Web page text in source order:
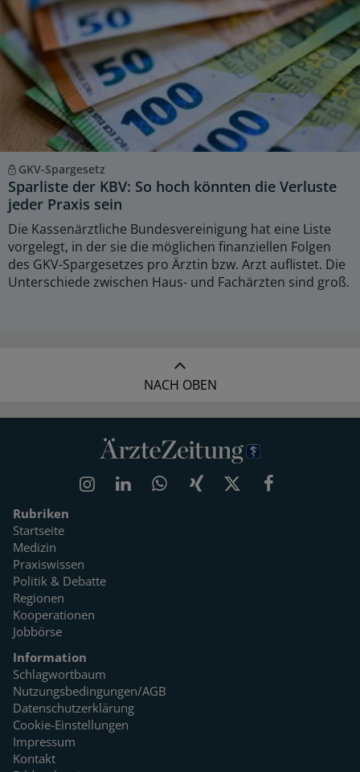
GKV-Spargesetz
Sparliste der KBV: So hoch könnten die Verluste
jeder Praxis sein
Die Kassenärztliche Bundesvereinigung hat eine Liste
vorgelegt, in der sie die möglichen finanziellen Folgen
des GKV-Spargesetzes pro Ärztin bzw. Arzt auflistet. Die
Unterschiede zwischen Haus- und Fachärzten sind groß.
NACH OBEN
Rubriken
Startseite
Medizin
Praxiswissen
Politik & Debatte
Regionen
Kooperationen
Jobbörse
Information
Schlagwortbaum
Nutzungsbedingungen/AGB
Datenschutzerklärung
Cookie-Einstellungen
Impressum
Kontakt